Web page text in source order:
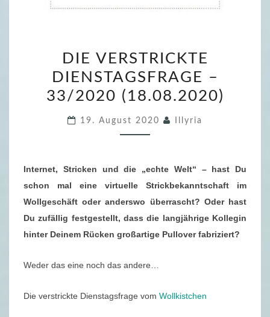
I
E
V
R
R
I
C
K
T
DIE VERSTRICKTE
DIENSTAGSFRAGE –
33/2020 (18.08.2020)
19. August 2020 Illyria
Internet, Stricken und die „echte Welt“ – hast Du
schon mal eine virtuelle Strickbekanntschaft im
Wollgeschäft oder anderswo überrascht? Oder hast
Du zufällig festgestellt, dass die langjährige Kollegin
hinter Deinem Rücken großartige Pullover fabriziert?
Weder das eine noch das andere…
Die verstrickte Dienstagsfrage vom Wollkistchen